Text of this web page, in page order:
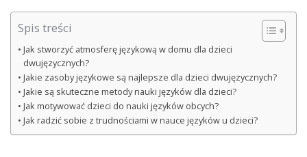
Spis treści
Jak stworzyć atmosferę językową w domu dla dzieci
dwujęzycznych?
Jakie zasoby językowe są najlepsze dla dzieci dwujęzycznych?
Jakie są skuteczne metody nauki języków dla dzieci?
Jak motywować dzieci do nauki języków obcych?
Jak radzić sobie z trudnościami w nauce języków u dzieci?